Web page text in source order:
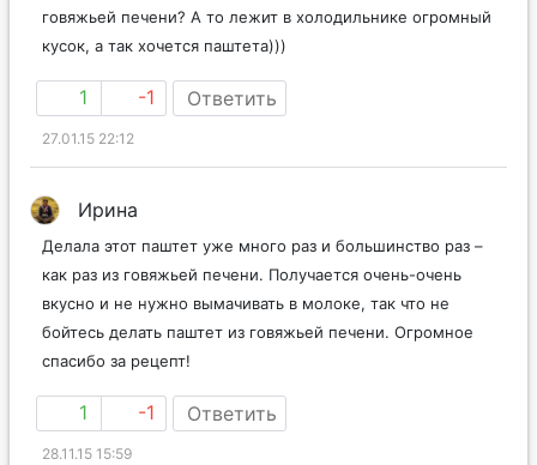
говяжьей печени? А то лежит в холодильнике огромный
кусок, а так хочется паштета)))
1 -1 Ответить
27.01.15 22:12
Ирина
Делала этот паштет уже много раз и большинство раз –
как раз из говяжьей печени. Получается очень-очень
вкусно и не нужно вымачивать в молоке, так что не
бойтесь делать паштет из говяжьей печени. Огромное
спасибо за рецепт!
1 -1 Ответить
28.11.15 15:59